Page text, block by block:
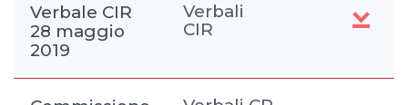
Verbale CIR
28 maggio
2019
Verbali
CIR